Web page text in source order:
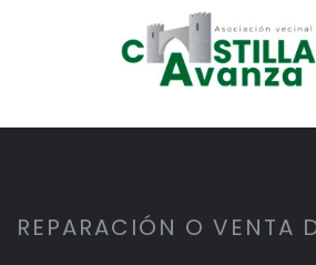
REPARACIÓN O VENTA